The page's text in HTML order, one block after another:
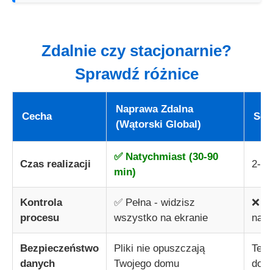
Zdalnie czy stacjonarnie?
Sprawdź różnice
Cecha
Naprawa Zdalna
(Wątorski Global)
Czas realizacji
✅ Natychmiast (30-90
min)
2-
Kontrola
procesu
✅ Pełna - widzisz
wszystko na ekranie
❌
na
Bezpieczeństwo
danych
Pliki nie opuszczają
Twojego domu